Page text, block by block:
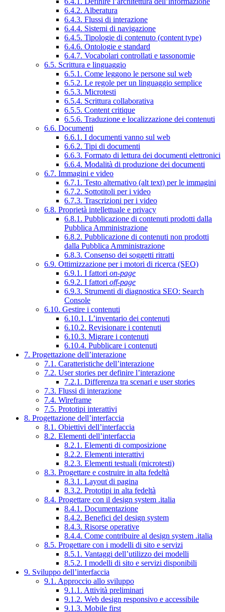
6.4.2. Alberatura
6.4.3. Flussi di interazione
6.4.4. Sistemi di navigazione
6.4.5. Tipologie di contenuto (content type)
6.4.6. Ontologie e standard
6.4.7. Vocabolari controllati e tassonomie
6.5. Scrittura e linguaggio
6.5.1. Come leggono le persone sul web
6.5.2. Le regole per un linguaggio semplice
6.5.3. Microtesti
6.5.4. Scrittura collaborativa
6.5.5. Content critique
6.5.6. Traduzione e localizzazione dei contenuti
6.6. Documenti
6.6.1. I documenti vanno sul web
6.6.2. Tipi di documenti
6.6.3. Formato di lettura dei documenti elettronici
6.6.4. Modalità di produzione dei documenti
6.7. Immagini e video
6.7.1. Testo alternativo (alt text) per le immagini
6.7.2. Sottotitoli per i video
6.7.3. Trascrizioni per i video
6.8. Proprietà intellettuale e privacy
6.8.1. Pubblicazione di contenuti prodotti dalla
Pubblica Amministrazione
6.8.2. Pubblicazione di contenuti non prodotti
dalla Pubblica Amministrazione
6.8.3. Consenso dei soggetti ritratti
6.9. Ottimizzazione per i motori di ricerca (SEO)
6.9.1. I fattori on-page
6.9.2. I fattori off-page
6.9.3. Strumenti di diagnostica SEO: Search
Console
6.10. Gestire i contenuti
6.10.1. L’inventario dei contenuti
6.10.2. Revisionare i contenuti
6.10.3. Migrare i contenuti
6.10.4. Pubblicare i contenuti
7. Progettazione dell’interazione
7.1. Caratteristiche dell’interazione
7.2. User stories per definire l’interazione
7.2.1. Differenza tra scenari e user stories
7.3. Flussi di interazione
7.4. Wireframe
7.5. Prototipi interattivi
8. Progettazione dell’interfaccia
8.1. Obiettivi dell’interfaccia
8.2. Elementi dell’interfaccia
8.2.1. Elementi di composizione
8.2.2. Elementi interattivi
8.2.3. Elementi testuali (microtesti)
8.3. Progettare e costruire in alta fedeltà
8.3.1. Layout di pagina
8.3.2. Prototipi in alta fedeltà
8.4. Progettare con il design system .italia
8.4.1. Documentazione
8.4.2. Benefici del design system
8.4.3. Risorse operative
8.4.4. Come contribuire al design system .italia
8.5. Progettare con i modelli di sito e servizi
8.5.1. Vantaggi dell’utilizzo dei modelli
8.5.2. I modelli di sito e servizi disponibili
9. Sviluppo dell’interfaccia
9.1. Approccio allo sviluppo
9.1.1. Attività preliminari
9.1.2. Web design responsivo e accessibile
9.1.3. Mobile first